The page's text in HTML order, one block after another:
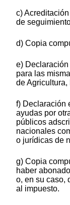
c)
de
d) Copia
e)
para las
de Agricultura,
f) Declaración
ayudas por
públicos
nacionales
o jurídicas de
g) Copia
haber
o, en su caso,
al impuesto.